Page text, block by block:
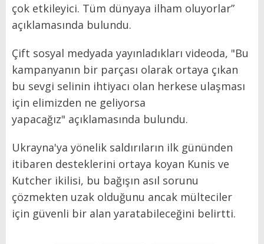
çok etkileyici. Tüm dünyaya ilham oluyorlar”
açıklamasında bulundu.
Çift sosyal medyada yayınladıkları videoda, "Bu
kampanyanın bir parçası olarak ortaya çıkan
bu sevgi selinin ihtiyacı olan herkese ulaşması
için elimizden ne geliyorsa
yapacağız" açıklamasında bulundu.
Ukrayna'ya yönelik saldırıların ilk gününden
itibaren desteklerini ortaya koyan Kunis ve
Kutcher ikilisi, bu bağışın asıl sorunu
çözmekten uzak olduğunu ancak mülteciler
için güvenli bir alan yaratabileceğini belirtti.